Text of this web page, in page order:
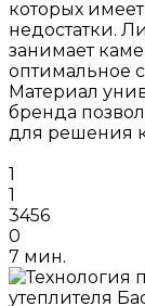
которых
недостатки.
занимает
оптимальное
Материал
бренда
для решения
1
1
3456
0
7 мин.